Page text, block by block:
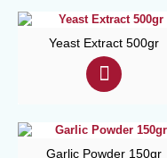
Yeast Extract 500gr
Garlic Powder 150gr